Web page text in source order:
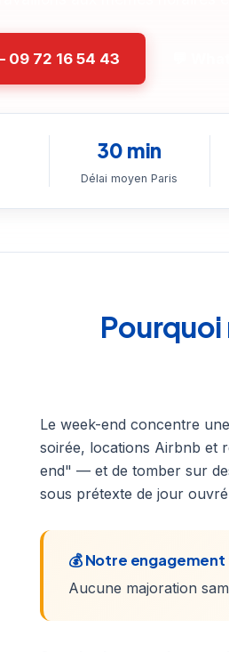
09 72 16 54 43
30 min
Délai moyen Paris
Pourquoi
Le week-end concentre
soirée, locations Airbnb et
end" — et de tomber sur
sous prétexte de jour
💰 Notre
Aucune majoration